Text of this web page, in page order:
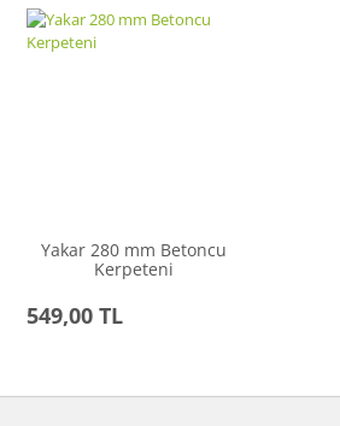
Yakar 280 mm Betoncu
Kerpeteni
549,00 TL